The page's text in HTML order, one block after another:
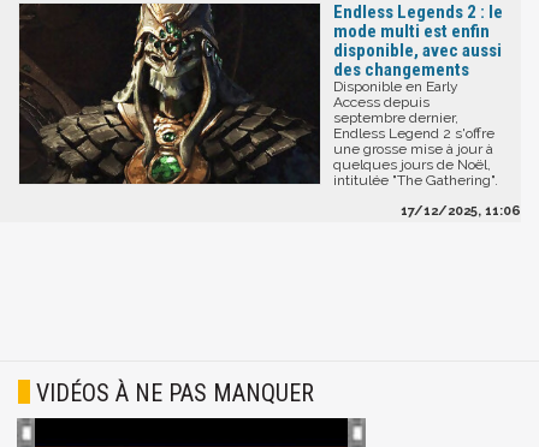
Endless Legends 2 : le
mode multi est enfin
disponible, avec aussi
des changements
Disponible en Early
Access depuis
septembre dernier,
Endless Legend 2 s'offre
une grosse mise à jour à
quelques jours de Noël,
intitulée "The Gathering".
17/12/2025, 11:06
VIDÉOS À NE PAS MANQUER